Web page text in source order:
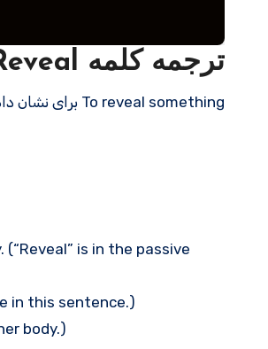
ترجمه کلمه Reveal به فارسی با مثالهای کاربردی
To reveal something برای نشان دادن چیزی یا ارائه اطلاعات در مورد آن است. اغلب، چیزی که فاش می شود، زمانی یک راز بوده است:
is in the passive
in this sentence.)
body.)